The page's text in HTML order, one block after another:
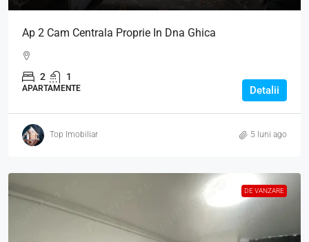
Ap 2 Cam Centrala Proprie In Dna Ghica
2 1
APARTAMENTE Detalii
Top Imobiliar 5 luni ago
DE VANZARE